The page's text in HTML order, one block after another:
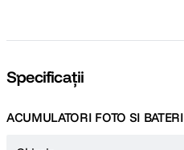
Specificații
ACUMULATORI FOTO SI